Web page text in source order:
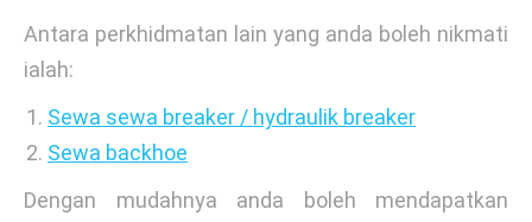
Antara perkhidmatan lain yang anda boleh nikmati
ialah:
Sewa sewa breaker / hydraulik breaker
Sewa backhoe
Dengan mudahnya anda boleh mendapatkan